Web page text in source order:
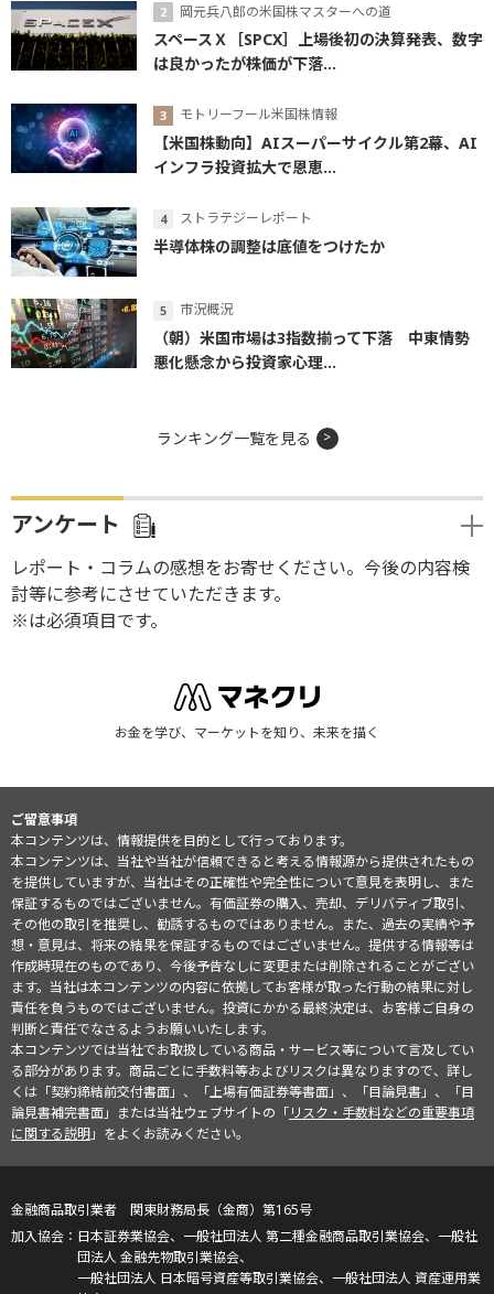
岡元兵八郎の米国株マスターへの道
スペースＸ［SPCX］上場後初の決算発表、数字
は良かったが株価が下落...
モトリーフール米国株情報
【米国株動向】AIスーパーサイクル第2幕、AI
インフラ投資拡大で恩恵...
ストラテジーレポート
半導体株の調整は底値をつけたか
市況概況
（朝）米国市場は3指数揃って下落 中東情勢
悪化懸念から投資家心理...
ランキング一覧を見る
アンケート
レポート・コラムの感想をお寄せください。今後の内容検
討等に参考にさせていただきます。
※は必須項目です。
お金を学び、マーケットを知り、未来を描く
ご留意事項
本コンテンツは、情報提供を目的として行っております。
本コンテンツは、当社や当社が信頼できると考える情報源から提供されたもの
を提供していますが、当社はその正確性や完全性について意見を表明し、また
保証するものではございません。有価証券の購入、売却、デリバティブ取引、
その他の取引を推奨し、勧誘するものではありません。また、過去の実績や予
想・意見は、将来の結果を保証するものではございません。提供する情報等は
作成時現在のものであり、今後予告なしに変更または削除されることがござい
ます。当社は本コンテンツの内容に依拠してお客様が取った行動の結果に対し
責任を負うものではございません。投資にかかる最終決定は、お客様ご自身の
判断と責任でなさるようお願いいたします。
本コンテンツでは当社でお取扱している商品・サービス等について言及してい
る部分があります。商品ごとに手数料等およびリスクは異なりますので、詳し
くは「契約締結前交付書面」、「上場有価証券等書面」、「目論見書」、「目
論見書補完書面」または当社ウェブサイトの「リスク・手数料などの重要事項
に関する説明」をよくお読みください。
金融商品取引業者 関東財務局長（金商）第165号
日本証券業協会、一般社団法人 第二種金融商品取引業協会、一般社
団法人 金融先物取引業協会、
一般社団法人 日本暗号資産等取引業協会、一般社団法人 資産運用業